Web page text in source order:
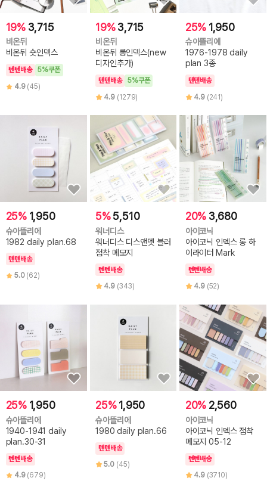
19% 3,715
비온뒤
비온뒤 숏인덱스
텐텐배송
5%쿠폰
4.9 (45)
19% 3,715
비온뒤
비온뒤 롱인덱스(new
디자인추가)
텐텐배송
5%쿠폰
4.9 (1279)
25% 1,950
슈아뜰리에
1976-1978 daily
plan 3종
텐텐배송
4.9 (241)
25% 1,950
슈아뜰리에
1982 daily plan.68
텐텐배송
5.0 (62)
5%5,510
워너디스
워너디스 디스앤뎃 블러
점착 메모지
텐텐배송
4.9 (343)
20% 3,680
아이코닉
아이코닉 인덱스 롱 하
이라이터 Mark
텐텐배송
4.9 (52)
25% 1,950
슈아뜰리에
1940-1941 daily
plan.30-31
텐텐배송
4.9 (679)
25% 1,950
슈아뜰리에
1980 daily plan.66
텐텐배송
5.0 (45)
20% 2,560
아이코닉
아이코닉 인덱스 점착
메모지 05-12
텐텐배송
4.9 (3710)